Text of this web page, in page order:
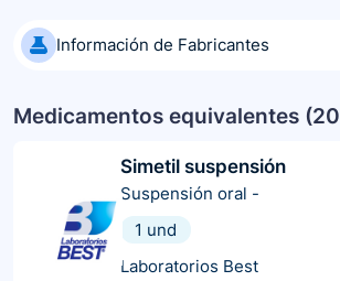
Información de Fabricantes
Medicamentos equivalentes (20
Simetil suspensión
Suspensión oral -
1 und
Laboratorios Best